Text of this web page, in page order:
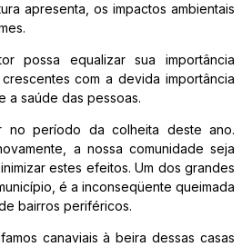
apresenta, os impactos ambientais
possa equalizar sua importância
com a devida importância
a saúde das pessoas.
no período da colheita deste ano.
a nossa comunidade seja
estes efeitos. Um dos grandes
é a inconseqüente queimada
bairros periféricos.
canaviais à beira dessas casas